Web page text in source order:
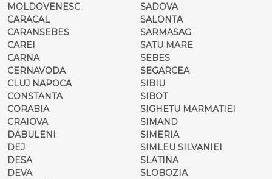
MOLDOVENESC
CARACAL
CARANSEBES
CAREI
CARNA
CERNAVODA
CLUJ NAPOCA
CONSTANTA
CORABIA
CRAIOVA
DABULENI
DEJ
DESA
DEVA
SADOVA
SALONTA
SARMASAG
SATU MARE
SEBES
SEGARCEA
SIBIU
SIBOT
SIGHETU MARMATIEI
SIMAND
SIMERIA
SIMLEU SILVANIEI
SLATINA
SLOBOZIA